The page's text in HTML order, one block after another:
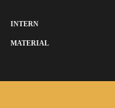
INTERN
MATERIAL